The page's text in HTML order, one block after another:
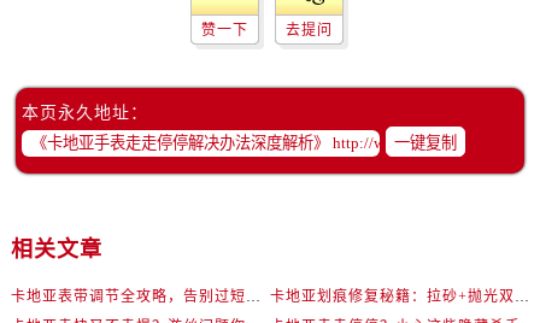
赞一下 去提问
本页永久地址：
一键复制
相关文章
卡地亚表带调节全攻略，告别过短烦恼
卡地亚划痕修复秘籍：拉砂+抛光双工艺还原如新